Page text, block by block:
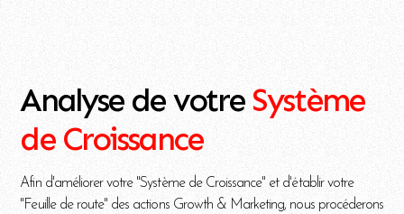
Analyse de votre Système
de Croissance
Afin d'améliorer votre "Système de Croissance" et d'établir votre
"Feuille de route" des actions Growth & Marketing, nous procéderons